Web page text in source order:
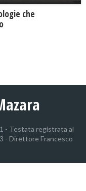
che
- Testata registrata al
- Direttore Francesco